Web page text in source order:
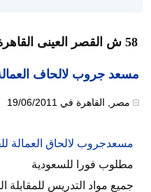
58 ش القصر العينى القاهرة
مسعد جروب لالحاف
مصر القاهرة في 19/06/2011
مسعدجروب لالحاق العمالة
مطلوب فورا للسعودية
جميع مواد التدريس للمقابلة